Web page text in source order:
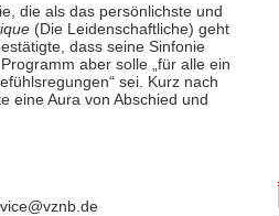
die als das persönlichste und
(Die Leidenschaftliche) geht
dass seine Sinfonie
aber solle „für alle ein
sei. Kurz nach
eine Aura von Abschied und